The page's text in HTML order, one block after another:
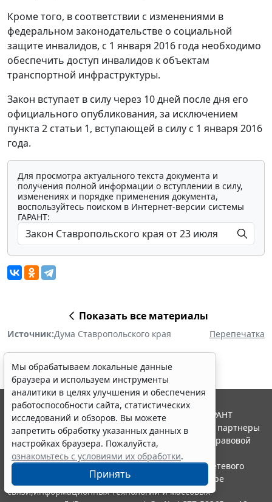
Кроме того, в соответствии с изменениями в
федеральном законодательстве о социальной
защите инвалидов, с 1 января 2016 года необходимо
обеспечить доступ инвалидов к объектам
транспортной инфраструктуры.
Закон вступает в силу через 10 дней после дня его
официального опубликования, за исключением
пункта 2 статьи 1, вступающей в силу с 1 января 2016
года.
Для просмотра актуального текста документа и
получения полной информации о вступлении в силу,
изменениях и порядке применения документа,
воспользуйтесь поиском в Интернет-версии системы
ГАРАНТ:
Показать все материалы
Источник:Дума Ставропольского края Перепечатка
Мы обрабатываем локальные данные
браузера и используем инструменты
аналитики в целях улучшения и обеспечения
работоспособности сайта, статистических
исследований и обзоров. Вы можете
запретить обработку указанных данных в
настройках браузера. Пожалуйста,
ознакомьтесь с условиями их обработки.
Принять
© ООО "НПП "ГАРАНТ-СЕРВИС", 2026. Система ГАРАНТ
выпускается с 1990 года. Компания "Гарант" и ее партнеры
являются участниками Российской ассоциации правовой
информации ГАРАНТ.
Портал ГАРАНТ.РУ зарегистрирован в качестве сетевого
издания Федеральной службой по надзору в сфере
связи,информационных технологий и массовых